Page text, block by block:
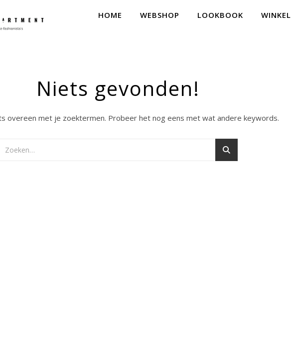
HOME WEBSHOP LOOKBOOK WINKEL
Niets gevonden!
overeen met je zoektermen. Probeer het nog eens met wat andere keywords.